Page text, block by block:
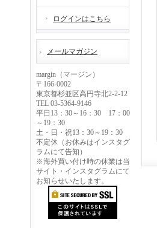
ログインはこちら
メールマガジン
margin（マージン）
〒166-0002
東京都杉並区高円寺北2-2-12
TEL 03-5364-9146
平日13：30～16：30 17：00
～19：30
土・日・祝13：30～19：30
不定休（お休みはインスタグ
ラムにて告知）
※海外買い付け時の休業は当
サイト・インスタグラムにて
お知らせいたします。